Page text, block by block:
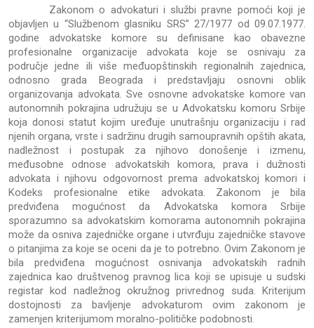
Zakonom o advokaturi i službi pravne pomoći koji je
objavljen u “Službenom glasniku SRS” 27/1977 od 09.07.1977.
godine advokatske komore su definisane kao obavezne
profesionalne organizacije advokata koje se osnivaju za
područje jedne ili više međuopštinskih regionalnih zajednica,
odnosno grada Beograda i predstavljaju osnovni oblik
organizovanja advokata. Sve osnovne advokatske komore van
autonomnih pokrajina udružuju se u Advokatsku komoru Srbije
koja donosi statut kojim uređuje unutrašnju organizaciju i rad
njenih organa, vrste i sadržinu drugih samoupravnih opštih akata,
nadležnost i postupak za njihovo donošenje i izmenu,
međusobne odnose advokatskih komora, prava i dužnosti
advokata i njihovu odgovornost prema advokatskoj komori i
Kodeks profesionalne etike advokata. Zakonom je bila
predviđena mogućnost da Advokatska komora Srbije
sporazumno sa advokatskim komorama autonomnih pokrajina
može da osniva zajedničke organe i utvrđuju zajedničke stavove
o pitanjima za koje se oceni da je to potrebno. Ovim Zakonom je
bila predviđena mogućnost osnivanja advokatskih radnih
zajednica kao društvenog pravnog lica koji se upisuje u sudski
registar kod nadležnog okružnog privrednog suda. Kriterijum
dostojnosti za bavljenje advokaturom ovim zakonom je
zamenjen kriterijumom moralno-političke podobnosti.